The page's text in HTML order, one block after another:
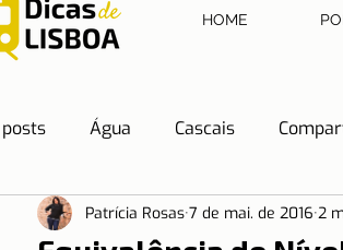
HOME
Água Cascais
Dicas de Hotéis Dicas de
Patrícia Rosas 7 de mai. de 2016 2